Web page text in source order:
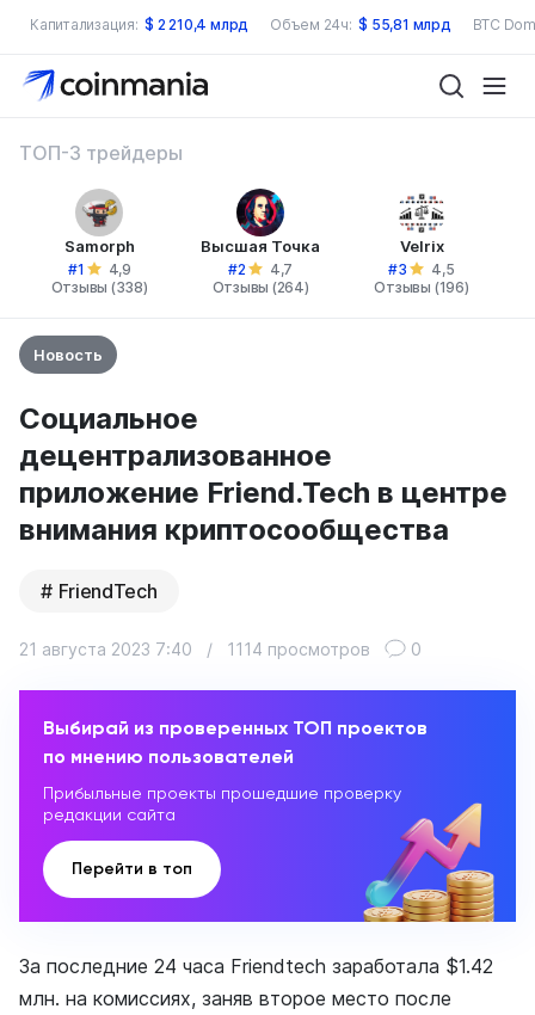
Капитализация: $ 2 210,4 млрд Объем 24ч: $ 55,81 млрд BTC
ТОП-3 трейдеры
Samorph
#1
4,9
Отзывы (338)
Высшая Точка
#2
4,7
Отзывы (264)
Velrix
#3
4,5
Отзывы (196)
Новость
Социальное
децентрализованное
приложение Friend.Tech в центре
внимания криптосообщества
FriendTech
21 августа 2023 7:40 / 1114 просмотров 0
Выбирай из проверенных ТОП проектов
по мнению пользователей
Прибыльные проекты прошедшие проверку
редакции сайта
Перейти в топ
За последние 24 часа Friendtech заработала $1.42
млн. на комиссиях, заняв второе место после